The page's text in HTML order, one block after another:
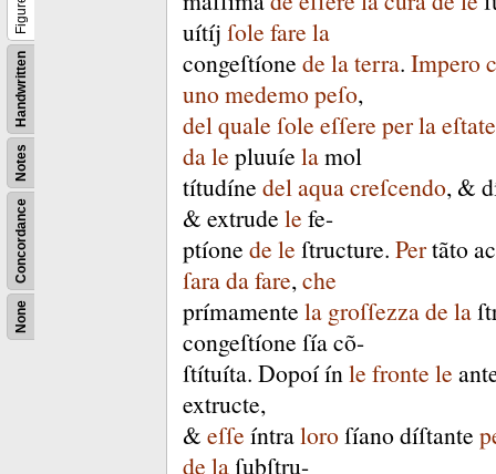
None
Concordance
Notes
Handwritten
Figures
uítíj ſole fare la
congeſtíone de laterra. Impero
unomedemopeſo,
delquale ſole eſſere perlaeſtate
dale pluuíe lamol
títudíne delaquacreſcendo, &
& extrude le fe-
ptíone de le ſtructure. Pertãto
ſaradafare,che
prímamente la groſſezzade la
congeſtíone ſíacõ-
ſtítuíta. Dopoíínle fronte le
extructe,
& eſſe íntraloroſíanodíſtante
de laſubſtru-